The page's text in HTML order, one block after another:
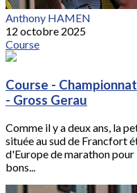
Anthony HAMEN
12 octobre 2025
Course
Course -
- Gross Gerau
Comme il y a deux ans, la
située au sud de Francfort
d'Europe de marathon pour
bons...